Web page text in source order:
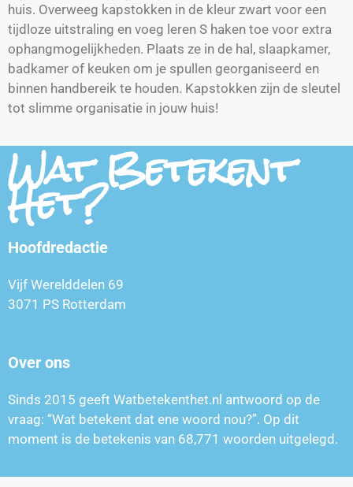
huis. Overweeg kapstokken in de kleur zwart voor een
tijdloze uitstraling en voeg leren S haken toe voor extra
ophangmogelijkheden. Plaats ze in de hal, slaapkamer,
badkamer of keuken om je spullen georganiseerd en
binnen handbereik te houden. Kapstokken zijn de sleutel
tot slimme organisatie in jouw huis!
Wat Betekent
Het?
Hoofdredactie
Vijf Werelddelen 69
3071 PS Rotterdam
Over ons
Sinds 2015 geeft Watbetekenthet.nl antwoord op de
vraag: “Wat betekent dat ene woord nou?”. Op dit
moment is de betekenis van 68,771 woorden uitgelegd.